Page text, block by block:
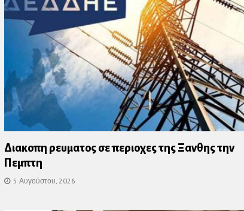
Διακοπη ρευματος σε περιοχες της Ξανθης την
Πεμπτη
5 Αυγούστου, 2026